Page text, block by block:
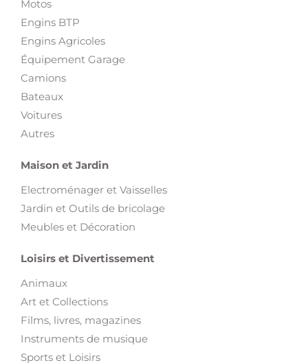
Motos
Engins BTP
Engins Agricoles
Équipement Garage
Camions
Bateaux
Voitures
Autres
Maison et Jardin
Electroménager et Vaisselles
Jardin et Outils de bricolage
Meubles et Décoration
Loisirs et Divertissement
Animaux
Art et Collections
Films, livres, magazines
Instruments de musique
Sports et Loisirs